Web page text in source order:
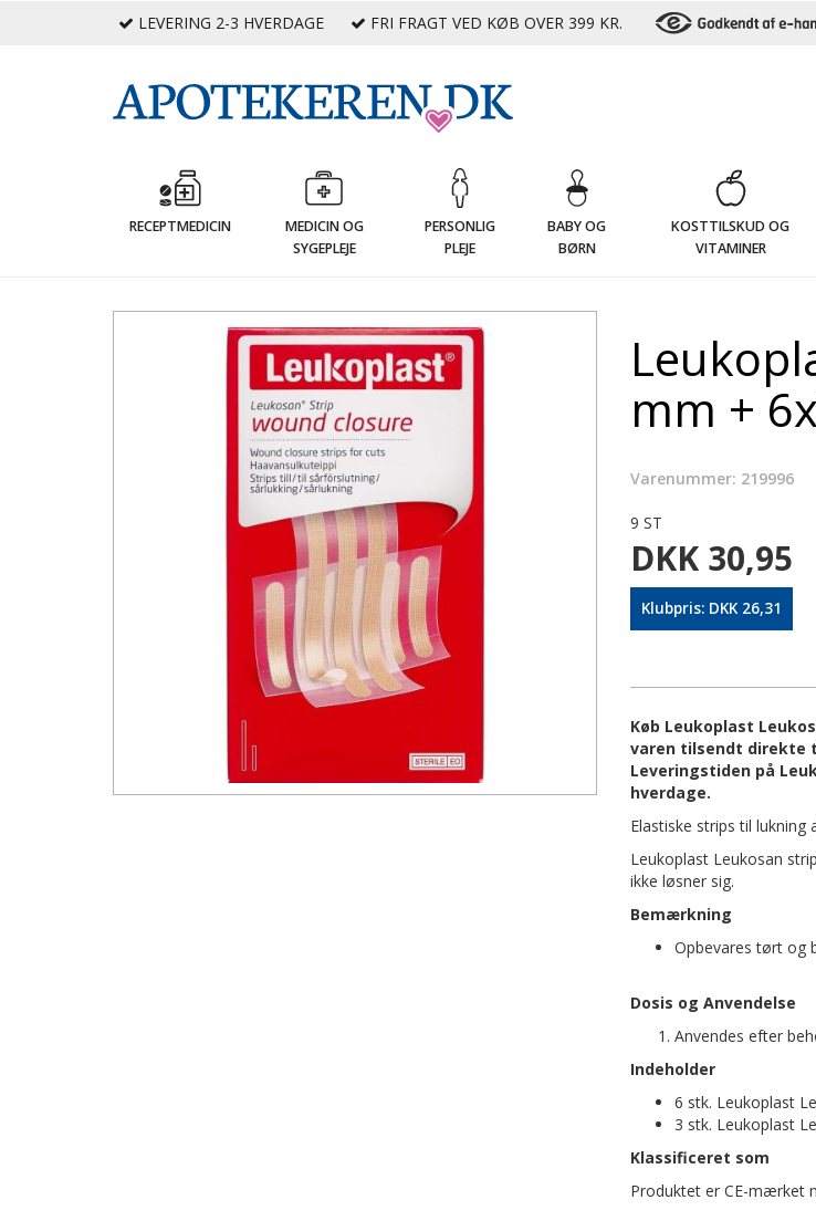
LEVERING 2-3 HVERDAGE FRI FRAGT VED KØB OVER 399 KR.
RECEPTMEDICIN
MEDICIN OG
SYGEPLEJE
PERSONLIG
PLEJE
BABY OG
BØRN
KOSTTILSKUD OG
VITAMINER
mm +
Varenummer: 219996
9 ST
DKK 30,95
Klubpris: DKK 26,31
Køb Leukoplast
varen tilsendt direkte
Leveringstiden på
hverdage.
Elastiske strips til
Leukoplast Leukosan
ikke løsner sig.
Bemærkning
Opbevares tørt og
Dosis og Anvendelse
Anvendes efter
Indeholder
6 stk. Leukoplast
3 stk. Leukoplast
Klassificeret som
Produktet er CE-mærket